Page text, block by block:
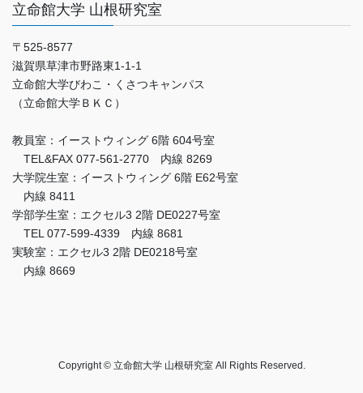
立命館大学 山根研究室
〒525-8577
滋賀県草津市野路東1-1-1
立命館大学びわこ・くさつキャンパス
（立命館大学ＢＫＣ）
教員室：イーストウィング 6階 604号室
TEL&FAX 077-561-2770 内線 8269
大学院生室：イーストウィング 6階 E62号室
内線 8411
学部学生室：エクセル3 2階 DE0227号室
TEL 077-599-4339 内線 8681
実験室：エクセル3 2階 DE0218号室
内線 8669
Copyright © 立命館大学 山根研究室 All Rights Reserved.